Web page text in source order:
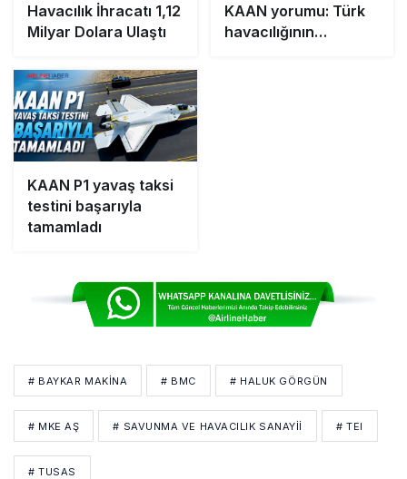
Havacılık İhracatı 1,12
Milyar Dolara Ulaştı
KAAN yorumu: Türk
havacılığının
KAAN P1 yavaş taksi
testini başarıyla
tamamladı
# BAYKAR MAKINA # BMC # HALUK GÖRGÜN
# MKE AŞ # SAVUNMA VE HAVACILIK SANAYII # TEI
# TUSAS